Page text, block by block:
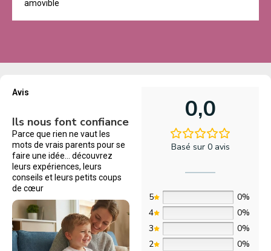
amovible
Avis
Ils nous font confiance
Parce que rien ne vaut les
mots de vrais parents pour se
faire une idée… découvrez
leurs expériences, leurs
conseils et leurs petits coups
de cœur
0,0
Basé sur 0 avis
5
0%
4
0%
3
0%
2
0%